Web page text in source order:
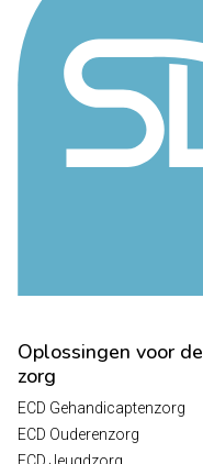
Oplossingen voor de
zorg
ECD Gehandicaptenzorg
ECD Ouderenzorg